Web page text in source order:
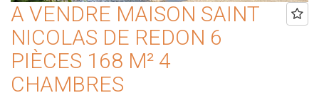
A VENDRE MAISON SAINT
NICOLAS DE REDON 6
PIÈCES 168 M² 4
CHAMBRES